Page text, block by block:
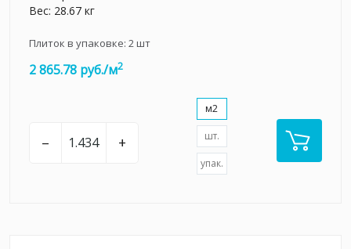
Вес: 28.67 кг
Плиток в упаковке: 2шт
2 865.78 руб./м2
– +
м2
шт.
упак.